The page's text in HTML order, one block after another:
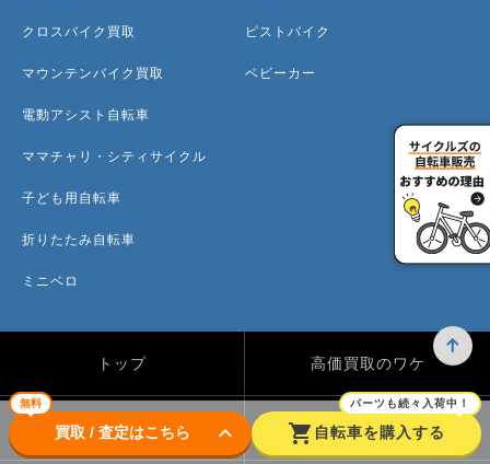
無料
買取 / 査定はこちら keyboard_arrow_down shopping_cart
パーツも続々入荷中！
自転車を購入する
クロスバイク買取
マウンテンバイク買取
電動アシスト自転車
ママチャリ・シティサイクル
子ども用自転車
折りたたみ自転車
ミニベロ
ピストバイク
ベビーカー
トップ 高価買取のワケ
買取方法 買取カテゴリー